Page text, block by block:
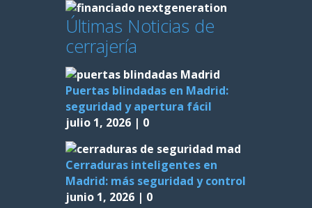
Últimas Noticias de
cerrajería
Puertas blindadas en Madrid:
seguridad y apertura fácil
julio 1, 2026 | 0
Cerraduras inteligentes en
Madrid: más seguridad y control
junio 1, 2026 | 0